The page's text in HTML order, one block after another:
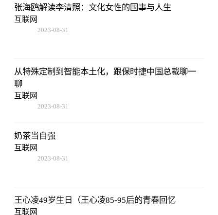
张海鸥解读李清照：文化女性的国事与人生
互联网
2023-08-31
从特殊定制到智能本土化，跟保时捷中国总裁聊一
聊
互联网
2023-08-31
奶茶当自强
互联网
2023-08-31
王心凌49岁生日（王心凌85-95后的青春回忆
互联网